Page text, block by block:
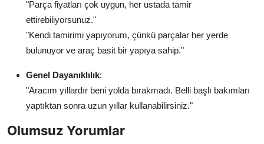
"Parça fiyatları çok uygun, her ustada tamir
ettirebiliyorsunuz."
"Kendi tamirimi yapıyorum, çünkü parçalar her yerde
bulunuyor ve araç basit bir yapıya sahip."
Genel Dayanıklılık:
"Aracım yıllardır beni yolda bırakmadı. Belli başlı bakımları
yaptıktan sonra uzun yıllar kullanabilirsiniz."
Olumsuz Yorumlar